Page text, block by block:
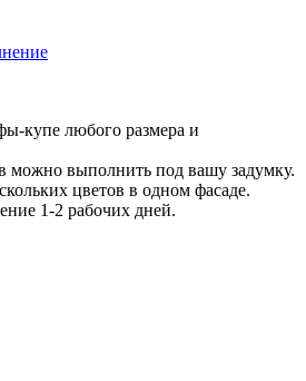
купе любого размера и
можно выполнить под вашу задумку.
цветов в одном фасаде.
1-2 рабочих дней.